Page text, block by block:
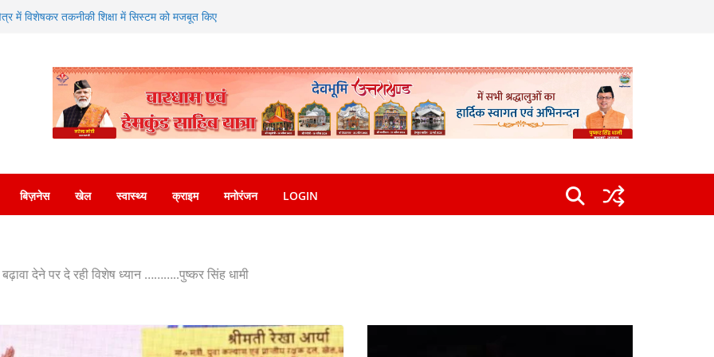
संगम—SDRF ने शंकराचार्य चौक पर लगाया निःशुल्क
पर दिया जोर
ने एसएसपी देहरादून को सौंपा नशा मुक्ति अभियान संबंधी
मीडिया पर वायरल वीडियो का संज्ञान लेकर त्वरित
पुलिस ने किया गिरफ्तार
प्रसन्नता व्यक्त करते हुए कृषि मंत्री गणेश जोशी ने
बिज़नेस खेल स्वास्थ्य क्राइम मनोरंजन LOGIN
देने पर दे रही विशेष ध्यान ………..पुष्कर सिंह धामी